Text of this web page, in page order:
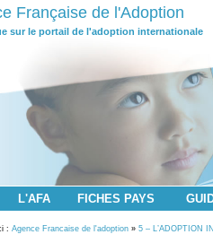
Française de l'Adoption
sur le portail de l'adoption internationale
L'AFA FICHES PAYS
: Agence Francaise de l'adoption » 5 – L’ADOPTION